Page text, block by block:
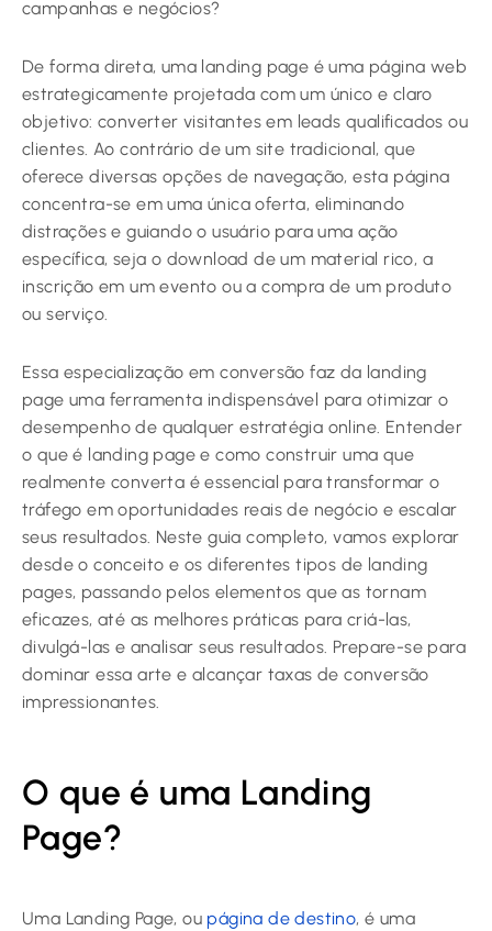
campanhas e negócios?
De forma direta, uma landing page é uma página web
estrategicamente projetada com um único e claro
objetivo: converter visitantes em leads qualificados ou
clientes. Ao contrário de um site tradicional, que
oferece diversas opções de navegação, esta página
concentra-se em uma única oferta, eliminando
distrações e guiando o usuário para uma ação
específica, seja o download de um material rico, a
inscrição em um evento ou a compra de um produto
ou serviço.
Essa especialização em conversão faz da landing
page uma ferramenta indispensável para otimizar o
desempenho de qualquer estratégia online. Entender
o que é landing page e como construir uma que
realmente converta é essencial para transformar o
tráfego em oportunidades reais de negócio e escalar
seus resultados. Neste guia completo, vamos explorar
desde o conceito e os diferentes tipos de landing
pages, passando pelos elementos que as tornam
eficazes, até as melhores práticas para criá-las,
divulgá-las e analisar seus resultados. Prepare-se para
dominar essa arte e alcançar taxas de conversão
impressionantes.
O que é uma Landing
Page?
Uma Landing Page, ou página de destino, é uma